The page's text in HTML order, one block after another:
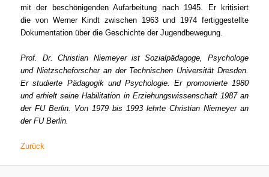
mit der beschönigenden Aufarbeitung nach 1945. Er kritisiert
die von Werner Kindt zwischen 1963 und 1974 fertiggestellte
Dokumentation über die Geschichte der Jugendbewegung.
Prof. Dr. Christian Niemeyer ist Sozialpädagoge, Psychologe
und Nietzscheforscher an der Technischen Universität Dresden.
Er studierte Pädagogik und Psychologie. Er promovierte 1980
und erhielt seine Habilitation in Erziehungswissenschaft 1987 an
der FU Berlin. Von 1979 bis 1993 lehrte Christian Niemeyer an
der FU Berlin.
Zurück